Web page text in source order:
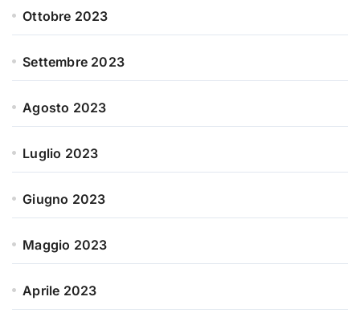
Ottobre 2023
Settembre 2023
Agosto 2023
Luglio 2023
Giugno 2023
Maggio 2023
Aprile 2023